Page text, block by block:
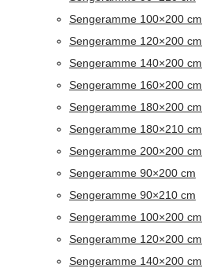
Sengeramme 100×200 cm
Sengeramme 120×200 cm
Sengeramme 140×200 cm
Sengeramme 160×200 cm
Sengeramme 180×200 cm
Sengeramme 180×210 cm
Sengeramme 200×200 cm
Sengeramme 90×200 cm
Sengeramme 90×210 cm
Sengeramme 100×200 cm
Sengeramme 120×200 cm
Sengeramme 140×200 cm